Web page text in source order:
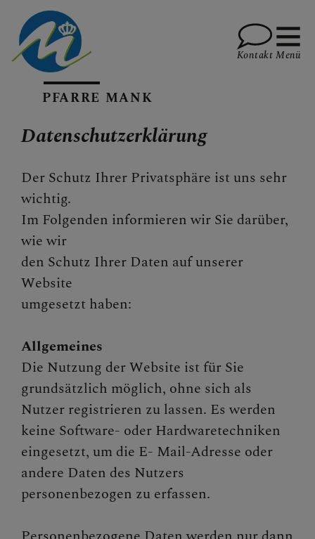
WAS GIBT ES NEUES?
DAS IST PFARRE MANK
INFOS
UNSER
PFARRKALENDER
KONTAKT
PFARRE MANK
Kontakt Menü
Datenschutzerklärung
Der Schutz Ihrer Privatsphäre ist uns sehr
wichtig.
Im Folgenden informieren wir Sie darüber,
wie wir
den Schutz Ihrer Daten auf unserer
Website
umgesetzt haben:
Allgemeines
Die Nutzung der Website ist für Sie
grundsätzlich möglich, ohne sich als
Nutzer registrieren zu lassen. Es werden
keine Software- oder Hardwaretechniken
eingesetzt, um die E- Mail-Adresse oder
andere Daten des Nutzers
personenbezogen zu erfassen.